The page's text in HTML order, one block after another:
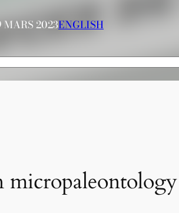
MARS 2023ENGLISH
micropaleontology